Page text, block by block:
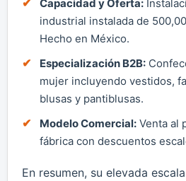
Capacidad y Oferta:
industrial instalada de
Hecho en México.
Especialización B2B:
mujer incluyendo vestidos,
blusas y pantiblusas.
Modelo Comercial: Venta al
fábrica con descuentos
En resumen, su elevada